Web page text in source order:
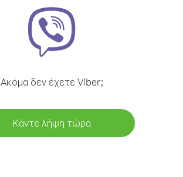
Ακόμα δεν έχετε Viber;
Κάντε λήψη τώρα